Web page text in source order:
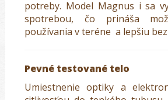
potreby. Model Magnus i sa
spotrebou, čo prináša
používania v teréne a lepšiu
Pevné testované telo
Umiestnenie optiky a